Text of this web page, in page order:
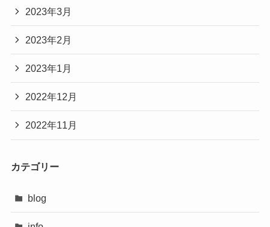
2023年3月
2023年2月
2023年1月
2022年12月
2022年11月
カテゴリー
blog